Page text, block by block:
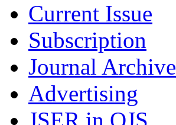
Current Issue
Subscription
Journal Archive
Advertising